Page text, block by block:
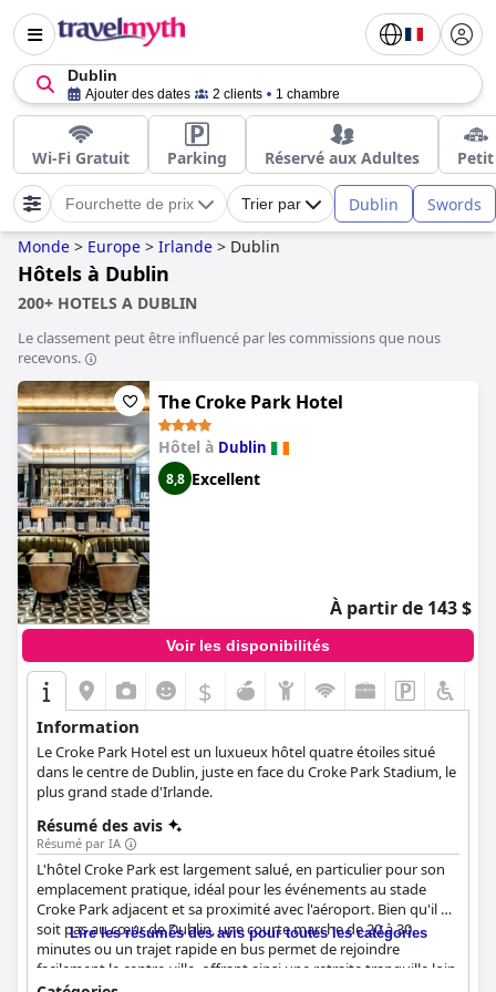
Dublin
Ajouter des dates 2 clients 1 chambre
Wi-Fi Gratuit Parking Réservé aux Adultes Petit
Fourchette de prix Trier par Dublin Swords
Monde > Europe > Irlande > Dublin
Hôtels à Dublin
200+ HOTELS A DUBLIN
Le classement peut être influencé par les commissions que nous
recevons.
The Croke Park Hotel
Hôtel à Dublin
8,8 Excellent
À partir de 143 $
Voir les disponibilités
$
Information
Le Croke Park Hotel est un luxueux hôtel quatre étoiles situé
dans le centre de Dublin, juste en face du Croke Park Stadium, le
plus grand stade d'Irlande.
Résumé des avis
Résumé par IA
L'hôtel Croke Park est largement salué, en particulier pour son
emplacement pratique, idéal pour les événements au stade
Croke Park adjacent et sa proximité avec l'aéroport. Bien qu'il ne
soit pas au cœur de Dublin, une courte marche de 20 à 30
minutes ou un trajet rapide en bus permet de rejoindre
facilement le centre-ville, offrant ainsi une retraite tranquille loin
Lire les résumés des avis pour toutes les catégories